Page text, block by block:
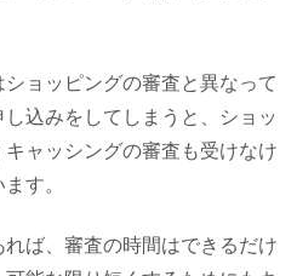
ョッピングの審査と異なって
込みをしてしまうと、ショッ
ャッシングの審査も受けなけ
す。
ば、審査の時間はできるだけ